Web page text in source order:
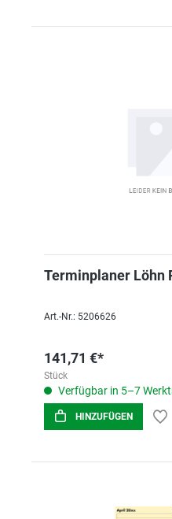
Terminplaner Löhn
Art.-Nr.: 5206626
141,71 €*
Stück
Verfügbar in 5–7
HINZUFÜGEN